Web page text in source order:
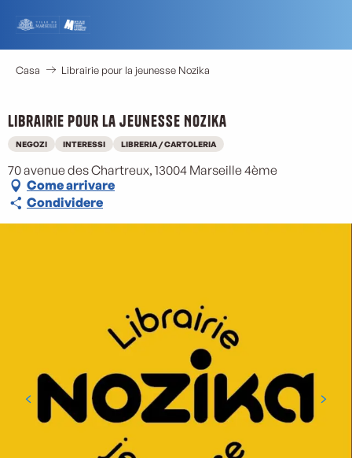
contenu
principal
Casa Librairie pour la jeunesse Nozika
Librairie pour la jeunesse Nozika
NEGOZI INTERESSI LIBRERIA / CARTOLERIA
70 avenue des Chartreux, 13004 Marseille 4ème
Come arrivare
Condividere